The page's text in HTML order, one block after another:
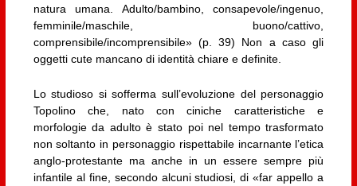
natura umana. Adulto/bambino, consapevole/ingenuo,
femminile/maschile, buono/cattivo,
comprensibile/incomprensibile» (p. 39) Non a caso gli
oggetti cute mancano di identità chiare e definite.
Lo studioso si sofferma sull’evoluzione del personaggio
Topolino che, nato con ciniche caratteristiche e
morfologie da adulto è stato poi nel tempo trasformato
non soltanto in personaggio rispettabile incarnante l’etica
anglo-protestante ma anche in un essere sempre più
infantile al fine, secondo alcuni studiosi, di «far appello a